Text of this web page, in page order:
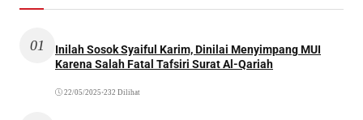
01
Inilah Sosok Syaiful Karim, Dinilai Menyimpang MUI
Karena Salah Fatal Tafsiri Surat Al-Qariah
22/05/2025 •232 Dilihat